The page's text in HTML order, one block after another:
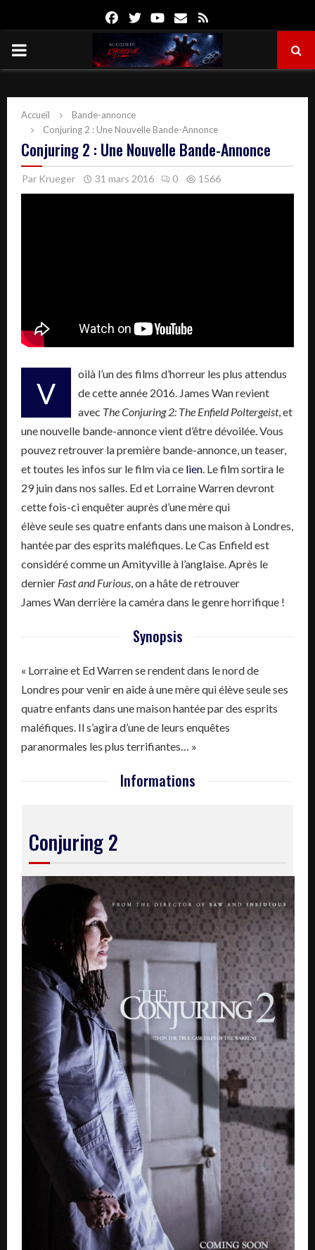
FacebookTwitterYoutube
Email
PRIMARY
Accueil
Bande-annonce
Conjuring 2 : Une Nouvelle Bande-Annonce
Conjuring 2 : Une Nouvelle Bande-Annonce
Par Krueger 31 mars 2016 0 1566
V
oilà l’un des films d’horreur les plus attendus
de cette année 2016. James Wanrevient
avec TheConjuring 2: The Enfield Poltergeist, et
une nouvelle bande-annoncevientd’être dévoilée.Vous
pouvez retrouver la première bande-annonce, un teaser,
et toutes les infos sur le film via ce lien. Le film sortira le
29 juin dans nos salles. Ed et Lorraine Warren devront
cette fois-ci enquêter auprès d’une mère qui
élèveseuleses quatreenfants dans une maison à Londres,
hantée par des esprits maléfiques. Le Cas Enfield est
considéré comme un Amityville à l’anglaise.Après le
dernier FastandFurious, on a hâte de retrouver
James Wanderrière la caméra dans le genre horrifique !
Synopsis
« Lorraine et Ed Warren se rendent dans le nord de
Londres pour venir en aide à une mère qui élève seule ses
quatre enfants dans une maison hantée par des esprits
maléfiques. Il s’agira d’une de leurs enquêtes
paranormales les plus terrifiantes… »
Informations
Conjuring 2